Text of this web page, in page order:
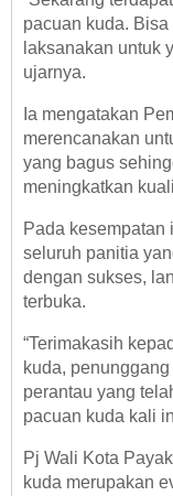
pacuan kuda.
laksanakan untuk
ujarnya.
Ia mengatakan
merencanakan
yang bagus
meningkatkan
Pada kesempatan
seluruh panitia
dengan sukses,
terbuka.
“Terimakasih
kuda,
perantau yang
pacuan kuda kali
Pj Wali Kota
kuda merupakan